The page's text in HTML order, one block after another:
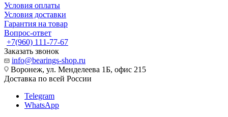
Условия оплаты
Условия доставки
Гарантия на товар
Вопрос-ответ
+7(960) 111-77-67
Заказать звонок
info@bearings-shop.ru
Воронеж, ул. Менделеева 1Б, офис 215
Доставка по всей России
Telegram
WhatsApp